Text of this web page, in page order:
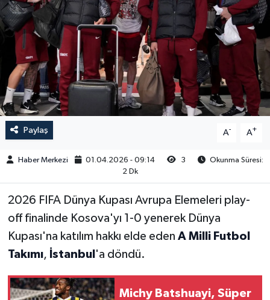
Paylaş A- A+
Haber Merkezi 01.04.2026 - 09:14 3
Okunma Süresi:
2 Dk
2026 FIFA Dünya Kupası Avrupa Elemeleri play-
off finalinde Kosova'yı 1-0 yenerek Dünya
Kupası'na katılım hakkı elde eden A Milli Futbol
Takımı, İstanbul 'a döndü.
Michy Batshuayi, Süper